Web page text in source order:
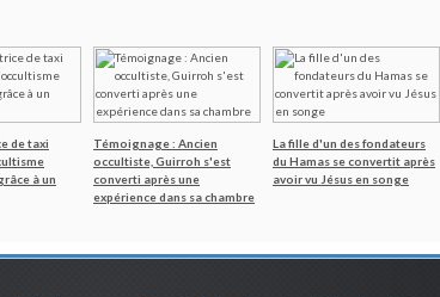
de taxi
à un
Témoignage : Ancien
occultiste, Guirroh s'est
converti après une
expérience dans sa chambre
La fille d'un des fondateurs
du Hamas se convertit après
avoir vu Jésus en songe